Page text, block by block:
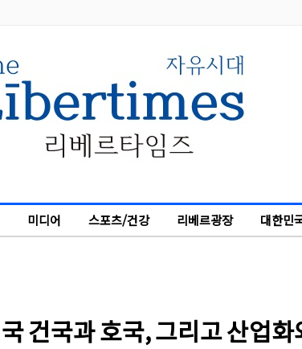
미디어 스포츠/건강 리베르광장 대한민
건국과 호국, 그리고 산업